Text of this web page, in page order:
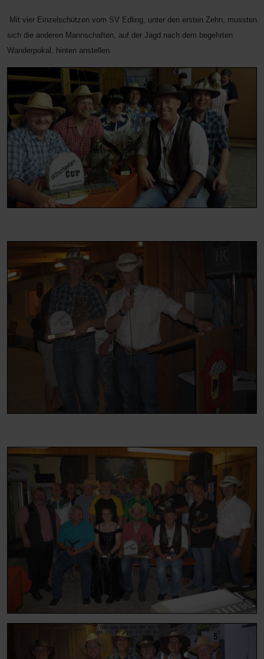
Mit vier Einzelschützen vom SV Edling, unter den ersten Zehn, mussten
sich die anderen Mannschaften, auf der Jagd nach dem begehrten
Wanderpokal, hinten anstellen.